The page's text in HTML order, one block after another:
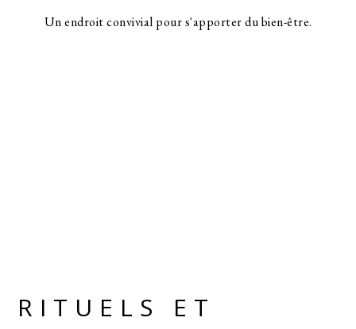
Un endroit convivial pour s'apporter du bien-être.
RITUELS ET